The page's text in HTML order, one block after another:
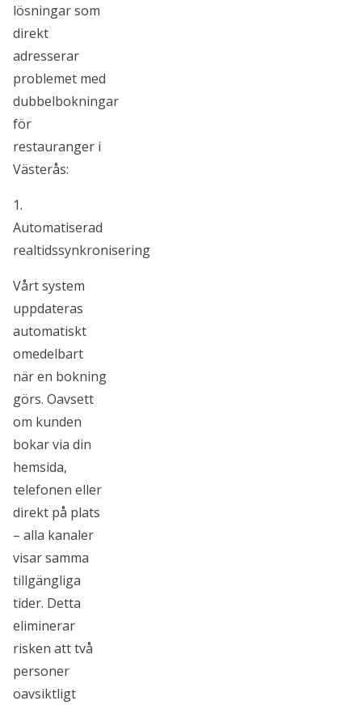
lösningar som
direkt
adresserar
problemet med
dubbelbokningar
för
restauranger i
Västerås:
1.
Automatiserad
realtidssynkronisering
Vårt system
uppdateras
automatiskt
omedelbart
när en bokning
görs. Oavsett
om kunden
bokar via din
hemsida,
telefonen eller
direkt på plats
– alla kanaler
visar samma
tillgängliga
tider. Detta
eliminerar
risken att två
personer
oavsiktligt